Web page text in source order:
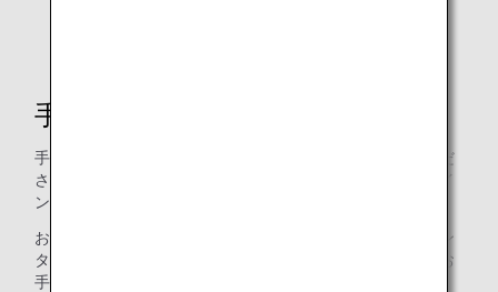
手荷物のお預け方法
手荷物をお預けの前にオンラインチェックインをご利用くだ
さい。詳しくは「国内線の搭乗手続きオンラインチェックイ
ン」をご覧ください。
お預けの手荷物があるお客様は、出発前に直接手荷物カウン
ターでお預けください。お時間に余裕を持って、お早めにお
手続きをお願いいたします。